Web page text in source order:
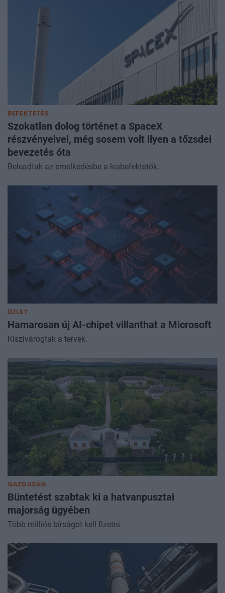
BEFEKTETÉS
Szokatlan dolog történet a SpaceX
részvényeivel, még sosem volt ilyen a tőzsdei
bevezetés óta
Beleadtak az emelkedésbe a kisbefektetők.
ÜZLET
Hamarosan új AI-chipet villanthat a Microsoft
Kiszivárogtak a tervek.
GAZDASÁG
Büntetést szabtak ki a hatvanpusztai
majorság ügyében
Több milliós bírságot kell fizetni.